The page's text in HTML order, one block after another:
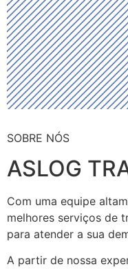
SOBRE NÓS
ASLOG
Com uma equipe
melhores serviços de
para atender a sua
A partir de nossa